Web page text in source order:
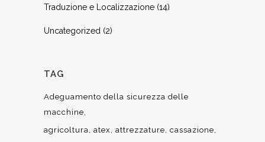
Traduzione e Localizzazione (14)
Uncategorized (2)
TAG
Adeguamento della sicurezza delle
macchine
agricoltura atex attrezzature cassazione